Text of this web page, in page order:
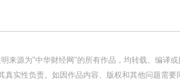
明来源为"中华财经网"的所有作品，均转载、编译
真实性负责。如因作品内容、版权和其他问题需